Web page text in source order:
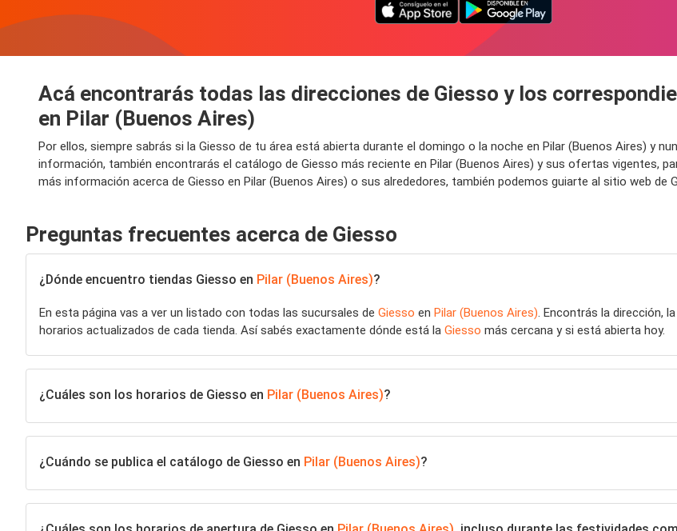
Acá encontrarás todas las direcciones de Giesso y los
en Pilar (Buenos Aires)
Por ellos, siempre sabrás si la Giesso de tu área está abierta durante el domingo o la noche en Pilar (Buenos Aires) y
información, también encontrarás el catálogo de Giesso más reciente en Pilar (Buenos Aires) y sus ofertas vigentes,
más información acerca de Giesso en Pilar (Buenos Aires) o sus alrededores, también podemos guiarte al sitio web de
Preguntas frecuentes acerca de Giesso
¿Dónde encuentro tiendas Giesso en Pilar (Buenos Aires)?
En esta página vas a ver un listado con todas las sucursales de Giesso en Pilar (Buenos Aires). Encontrás la dirección,
horarios actualizados de cada tienda. Así sabés exactamente dónde está la Giesso más cercana y si está abierta hoy.
¿Cuáles son los horarios de Giesso en Pilar (Buenos Aires)?
¿Cuándo se publica el catálogo de Giesso en Pilar (Buenos Aires)?